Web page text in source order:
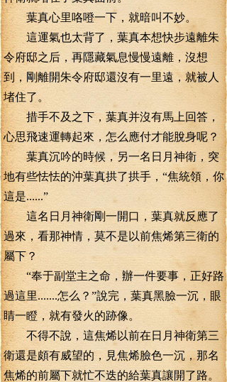
葉真心里咯噔一下，就暗叫不妙。
這運氣也太背了，葉真本想快步遠離朱
令府邸之后，再隱藏氣息慢慢遠離，沒想
到，剛離開朱令府邸還沒有一里遠，就被人
堵住了。
措手不及之下，葉真并沒有馬上回答，
心思飛速運轉起來，怎么應付才能脫身呢？
葉真沉吟的時候，另一名日月神衛，突
地有些怯怯的沖葉真拱了拱手，“焦統領，你
這是......”
這名日月神衛剛一開口，葉真就反應了
過來，看那神情，莫不是以前焦烯第三衛的
屬下？
“奉于副堂主之命，辦一件要事，正好路
過這里.......怎么？”說完，葉真黑臉一沉，眼
睛一瞪，就有發火的跡像。
不得不說，這焦烯以前在日月神衛第三
衛還是頗有威望的，見焦烯臉色一沉，那名
焦烯的前屬下就忙不迭的給葉真讓開了路。